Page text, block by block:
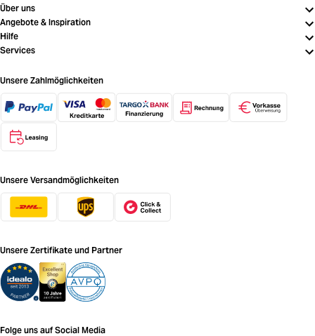
Über uns
Angebote & Inspiration
Hilfe
Services
Unsere Zahlmöglichkeiten
Unsere Versandmöglichkeiten
Unsere Zertifikate und Partner
Folge uns auf Social Media